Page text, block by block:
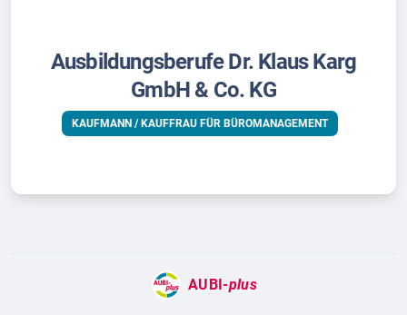
Ausbildungsberufe Dr. Klaus Karg
GmbH & Co. KG
KAUFMANN / KAUFFRAU FÜR BÜROMANAGEMENT
AUBI-plus